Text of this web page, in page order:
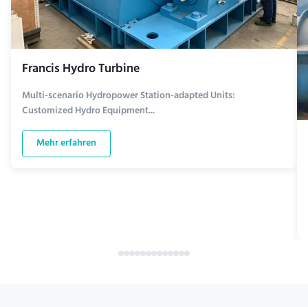
Francis Hydro Turbine
Multi-scenario Hydropower Station-adapted Units:
Customized Hydro Equipment...
Mehr erfahren